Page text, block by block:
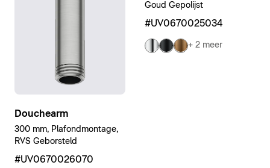
Douchearm
300 mm, Plafondmontage,
RVS Geborsteld
#UV0670026070
Goud Gepolijst
#UV0670025034
+ 2 meer